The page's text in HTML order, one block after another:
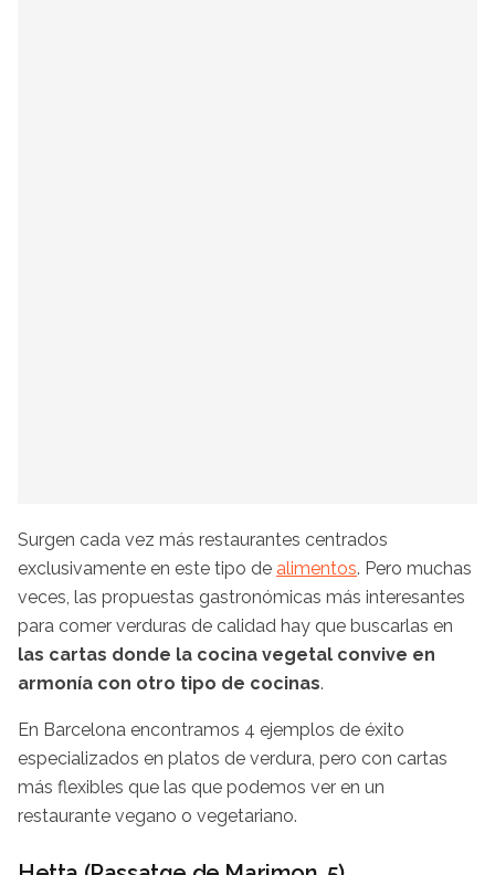
Surgen cada vez más restaurantes centrados
exclusivamente en este tipo de alimentos. Pero muchas
veces, las propuestas gastronómicas más interesantes
para comer verduras de calidad hay que buscarlas en
las cartas donde la cocina vegetal convive en
armonía con otro tipo de cocinas.
En Barcelona encontramos 4 ejemplos de éxito
especializados en platos de verdura, pero con cartas
más flexibles que las que podemos ver en un
restaurante vegano o vegetariano.